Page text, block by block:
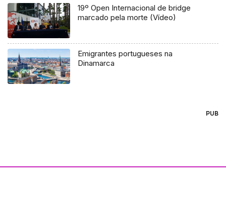
19º Open Internacional de bridge
marcado pela morte (Vídeo)
Emigrantes portugueses na
Dinamarca
PUB